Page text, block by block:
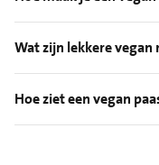
Wat zijn lekkere vegan
Hoe ziet een vegan